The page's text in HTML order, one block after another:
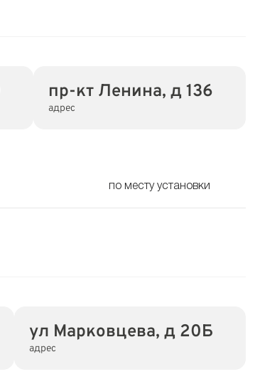
пр-кт Ленина, д 136
адрес
по месту установки
ул Марковцева, д 20Б
адрес